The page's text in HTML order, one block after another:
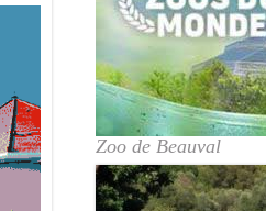
Zoo de Beauval